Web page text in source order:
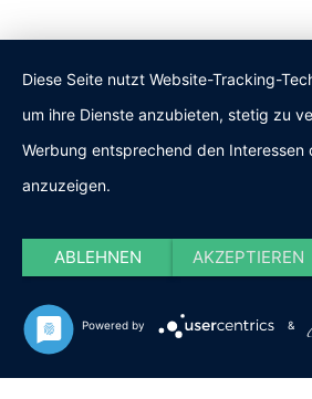
Diese Seite nutzt Website-Tracking-
um ihre Dienste anzubieten, stetig zu
Werbung entsprechend den Interessen
anzuzeigen.
ABLEHNEN AKZEPTIEREN
Powered by &